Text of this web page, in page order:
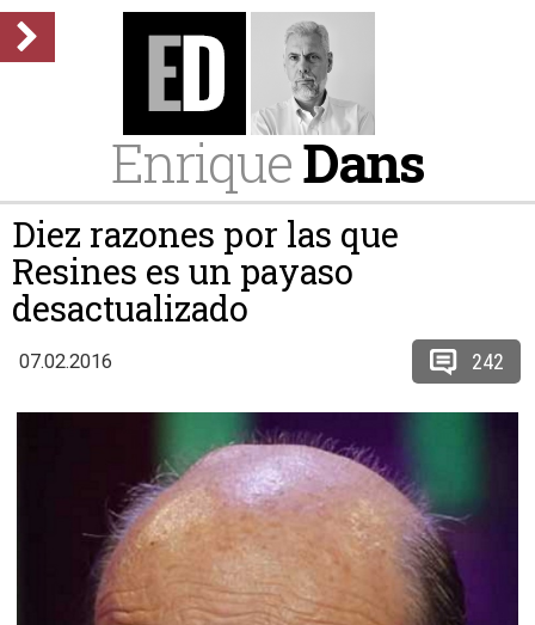
EnriqueDans
Diez razones por las que
Resines es un payaso
desactualizado
07.02.2016 242